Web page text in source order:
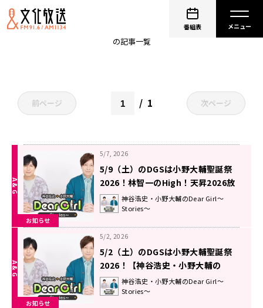
番組表
の記事一覧
前ページ 1 次ページ
お知らせ
5/7, 2026
5/9（土）のDGSは小野大輔聖誕祭
2026！林智一のHigh！天昇2026放
送！【神谷浩史・小野大輔のDear
Girl〜Stories〜】
神谷浩史・小野大輔のDear Girl～
Stories～
お知らせ
5/2, 2026
5/2（土）のDGSは小野大輔聖誕祭
2026！【神谷浩史・小野大輔の
Dear Girl〜Stories〜】
神谷浩史・小野大輔のDear Girl～
Stories～